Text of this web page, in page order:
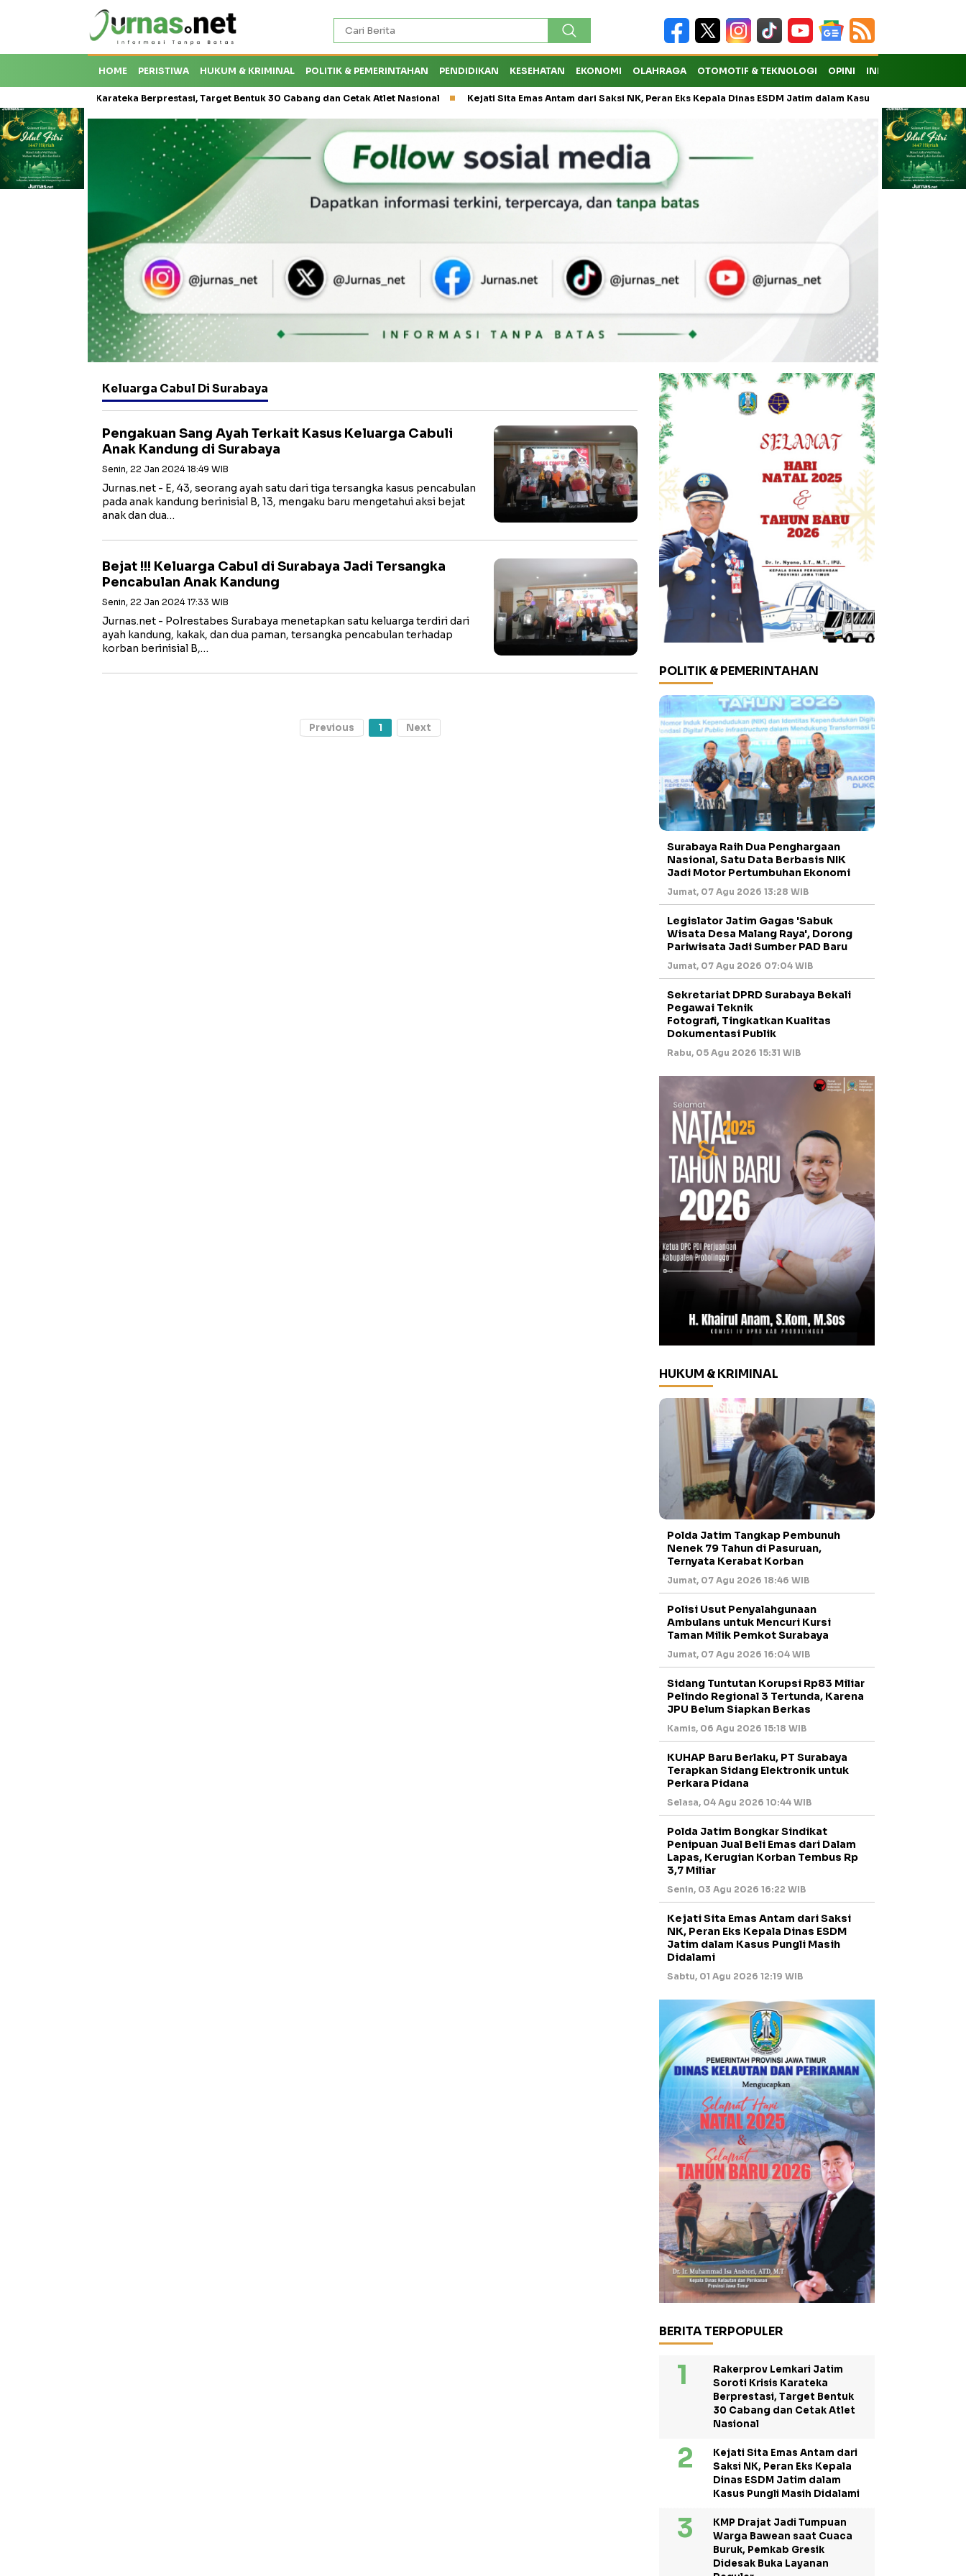
HOME PERISTIWA HUKUM & KRIMINAL POLITIK & PEMERINTAHAN PENDIDIKAN KESEHATAN EKONOMI OLAHRAGA OTOMOTIF & TEKNOLOGI OPINI INDEKS
Krisis Karateka Berprestasi, Target Bentuk 30 Cabang dan Cetak Atlet Nasional Kejati Sita Emas Antam dari Saksi NK, Peran Eks Kepala Dinas ESDM Jatim dalam Kasus Pungli Masih Didalami
Keluarga Cabul Di Surabaya
Pengakuan Sang Ayah Terkait Kasus Keluarga Cabuli
Anak Kandung di Surabaya
Senin, 22 Jan 2024 18:49 WIB
Jurnas.net - E, 43, seorang ayah satu dari tiga tersangka kasus pencabulan
pada anak kandung berinisial B, 13, mengaku baru mengetahui aksi bejat
anak dan dua…
Bejat !!! Keluarga Cabul di Surabaya Jadi Tersangka
Pencabulan Anak Kandung
Senin, 22 Jan 2024 17:33 WIB
Jurnas.net - Polrestabes Surabaya menetapkan satu keluarga terdiri dari
ayah kandung, kakak, dan dua paman, tersangka pencabulan terhadap
korban berinisial B,…
Previous 1 Next
POLITIK & PEMERINTAHAN
Surabaya Raih Dua Penghargaan
Nasional, Satu Data Berbasis NIK
Jadi Motor Pertumbuhan Ekonomi
Jumat, 07 Agu 2026 13:28 WIB
Legislator Jatim Gagas 'Sabuk
Wisata Desa Malang Raya', Dorong
Pariwisata Jadi Sumber PAD Baru
Jumat, 07 Agu 2026 07:04 WIB
Sekretariat DPRD Surabaya Bekali
Pegawai Teknik
Fotografi, Tingkatkan Kualitas
Dokumentasi Publik
Rabu, 05 Agu 2026 15:31 WIB
HUKUM & KRIMINAL
Polda Jatim Tangkap Pembunuh
Nenek 79 Tahun di Pasuruan,
Ternyata Kerabat Korban
Jumat, 07 Agu 2026 18:46 WIB
Polisi Usut Penyalahgunaan
Ambulans untuk Mencuri Kursi
Taman Milik Pemkot Surabaya
Jumat, 07 Agu 2026 16:04 WIB
Sidang Tuntutan Korupsi Rp83 Miliar
Pelindo Regional 3 Tertunda, Karena
JPU Belum Siapkan Berkas
Kamis, 06 Agu 2026 15:18 WIB
KUHAP Baru Berlaku, PT Surabaya
Terapkan Sidang Elektronik untuk
Perkara Pidana
Selasa, 04 Agu 2026 10:44 WIB
Polda Jatim Bongkar Sindikat
Penipuan Jual Beli Emas dari Dalam
Lapas, Kerugian Korban Tembus Rp
3,7 Miliar
Senin, 03 Agu 2026 16:22 WIB
Kejati Sita Emas Antam dari Saksi
NK, Peran Eks Kepala Dinas ESDM
Jatim dalam Kasus Pungli Masih
Didalami
Sabtu, 01 Agu 2026 12:19 WIB
BERITA TERPOPULER
Rakerprov Lemkari Jatim
Soroti Krisis Karateka
Berprestasi, Target Bentuk
30 Cabang dan Cetak Atlet
Nasional
Kejati Sita Emas Antam dari
Saksi NK, Peran Eks Kepala
Dinas ESDM Jatim dalam
Kasus Pungli Masih Didalami
KMP Drajat Jadi Tumpuan
Warga Bawean saat Cuaca
Buruk, Pemkab Gresik
Didesak Buka Layanan